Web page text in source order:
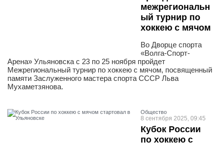
межрегиональн
ый турнир по
хоккею с мячом
Во Дворце спорта
«Волга-Спорт-
Арена» Ульяновска с 23 по 25 ноября пройдет
Межрегиональный турнир по хоккею с мячом, посвященный
памяти Заслуженного мастера спорта СССР Льва
Мухаметзянова.
Общество
8 сентября 2025, 09:45
Кубок России
по хоккею с